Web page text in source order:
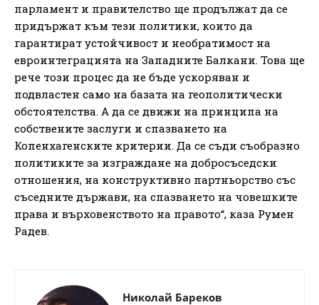
парламент и правителство ще продължат да се
придържат към тези политики, които да
гарантират устойчивост и необратимост на
евроинтеграцията на Западните Балкани. Това ще
рече този процес да не бъде ускоряван и
подвластен само на базата на геополитически
обстоятелства. А да се движи на принципа на
собствените заслуги и спазването на
Копенхагенските критерии. Да се съди съобразно
политиките за изграждане на добросъседски
отношения, на конструктивно партньорство със
съседните държави, на спазването на човешките
права и върховенството на правото“, каза Румен
Радев.
Николай Бареков